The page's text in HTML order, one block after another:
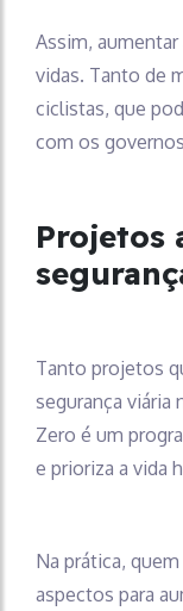
Assim, aumentar
vidas. Tanto de
ciclistas, que
com os
Projetos
Tanto projetos
segurança viária
Zero é um
e prioriza a vida
Na prática,
aspectos para